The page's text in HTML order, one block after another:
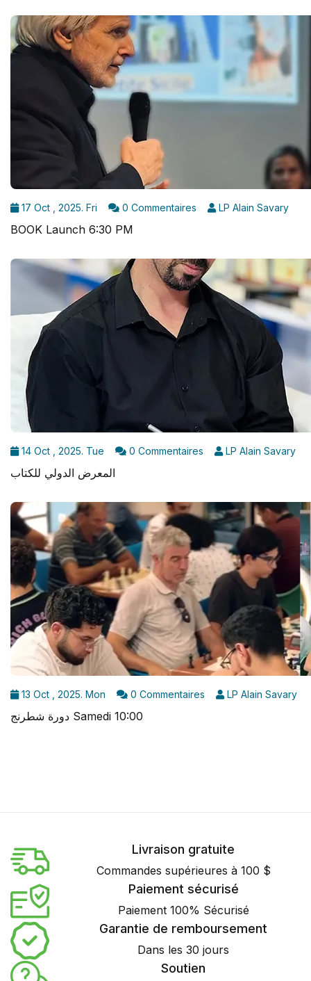
17 Oct , 2025. Fri 0 Commentaires LP Alain Savary
BOOK Launch 6:30 PM
14 Oct , 2025. Tue 0 Commentaires LP Alain Savary
المعرض الدولي للكتاب
13 Oct , 2025. Mon 0 Commentaires LP Alain Savary
دورة شطرنج Samedi 10:00
Livraison gratuite
Commandes supérieures à 100 $
Paiement sécurisé
Paiement 100% Sécurisé
Garantie de remboursement
Dans les 30 jours
Soutien